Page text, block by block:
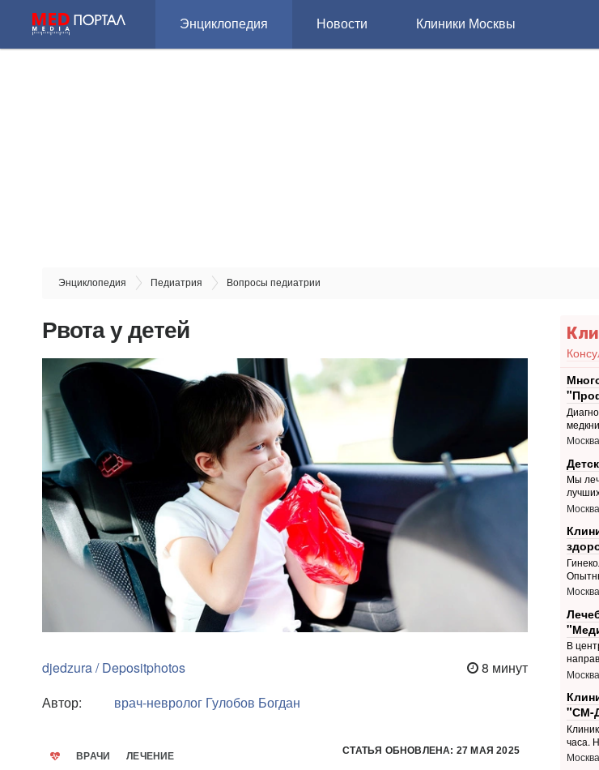
Энциклопедия Новости Клиники Москвы
Энциклопедия Педиатрия Вопросы педиатрии
Рвота у детей
djedzura / Depositphotos
8 минут
Автор:
врач-невролог Гулобов Богдан
ВРАЧИ ЛЕЧЕНИЕ СТАТЬЯ ОБНОВЛЕНА: 27 МАЯ 2025
Мы
В
"СМ-
часа.